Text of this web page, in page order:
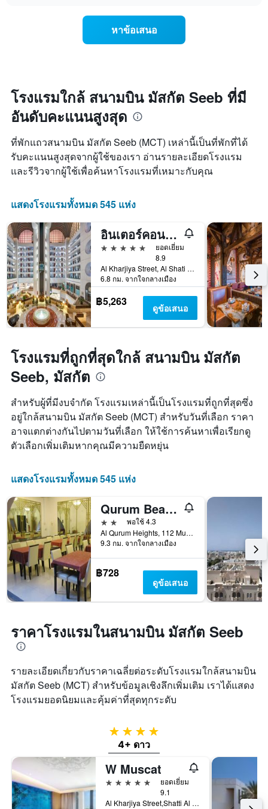
ดง
ราคา
เฉลี่ย
ห้อง
พัก
วัน
ที่
เข้า
พัก
แผนภูมิ
มี
แกน
แกน
จำนวน
วัน
ก่อน
การ
เข้า
พัก
แผนภูมิ
มี
แกน
Y
แกน
แแส
ดง
ราคา
เฉลี่ย
ของ
ห้อง
พัก
หาข้อเสนอ
โรงแรมใกล้ สนามบิน มัสกัต Seeb ที่มี
อันดับคะแนนสูงสุด
ที่พักแถวสนามบิน มัสกัต Seeb (MCT) เหล่านี้เป็นที่พักที่ได้
รับคะแนนสูงสุดจากผู้ใช้ของเรา อ่านรายละเอียดโรงแรม
และรีวิวจากผู้ใช้เพื่อค้นหาโรงแรมที่เหมาะกับคุณ
แสดงโรงแรมทั้งหมด 545 แห่ง
อินเตอร์คอนติเนนตัล มัสกัต บาย IHG
5 ดาว
ยอดเยี่ยม
8.9
Al Kharjiya Street, Al Shati Area, มัสกัต, โอมาน
6.8 กม. จากใจกลางเมือง
฿5,263 ดูข้อเสนอ
โรงแรมที่ถูกที่สุดใกล้ สนามบิน มัสกัต
Seeb, มัสกัต
สำหรับผู้ที่มีงบจำกัด โรงแรมเหล่านี้เป็นโรงแรมที่ถูกที่สุดซึ่ง
อยู่ใกล้สนามบิน มัสกัต Seeb (MCT) สำหรับวันที่เลือก ราคา
อาจแตกต่างกันไปตามวันที่เลือก ให้ใช้การค้นหาเพื่อเรียกดู
ตัวเลือกเพิ่มเติมหากคุณมีความยืดหยุ่น
แสดงโรงแรมทั้งหมด 545 แห่ง
Qurum Beach Hotel
2 ดาว
พอใช้ 4.3
Al Qurum Heights, 112 Muscat, มัสกัต, โอมาน
9.3 กม. จากใจกลางเมือง
฿728
ดูข้อเสนอ
ราคาโรงแรมในสนามบิน มัสกัต Seeb
รายละเอียดเกี่ยวกับราคาเฉลี่ยต่อระดับโรงแรมใกล้สนามบิน
มัสกัต Seeb (MCT) สำหรับข้อมูลเชิงลึกเพิ่มเติม เราได้แสดง
โรงแรมยอดนิยมและคุ้มค่าที่สุดทุกระดับ
4 ดาว
4+ ดาว
W Muscat
5 ดาว
ยอดเยี่ยม
9.1
Al Kharjiya Street,Shatti Al Qurum, PO Box 248, PC 103, Bareeq Al Shatti, มัสกัต, โอมาน